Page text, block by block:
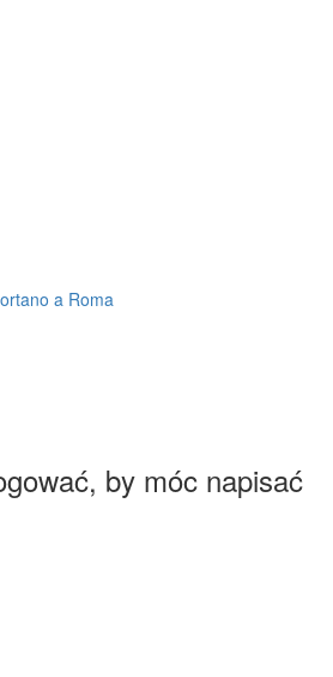
a Roma
by móc napisać